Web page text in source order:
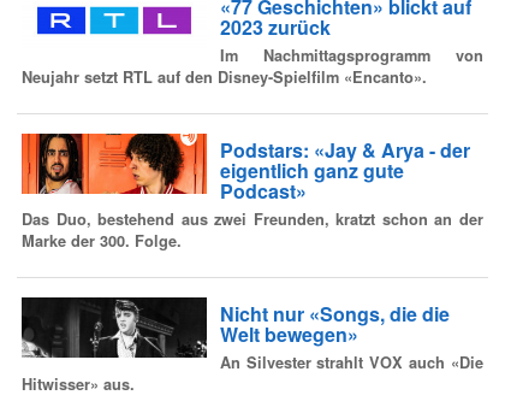
«77 Geschichten» blickt auf
2023 zurück
Im Nachmittagsprogramm von
Neujahr setzt RTL auf den Disney-Spielfilm «Encanto».
Podstars: «Jay & Arya - der
eigentlich ganz gute
Podcast»
Das Duo, bestehend aus zwei Freunden, kratzt schon an der
Marke der 300. Folge.
Nicht nur «Songs, die die
Welt bewegen»
An Silvester strahlt VOX auch «Die
Hitwisser» aus.